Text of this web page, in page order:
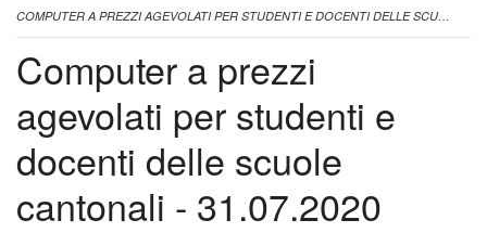
COMPUTER A PREZZI AGEVOLATI PER STUDENTI E DOCENTI DELLE SCUOLE CANTONALI - 31.07.2020
Computer a prezzi
agevolati per studenti e
docenti delle scuole
cantonali - 31.07.2020